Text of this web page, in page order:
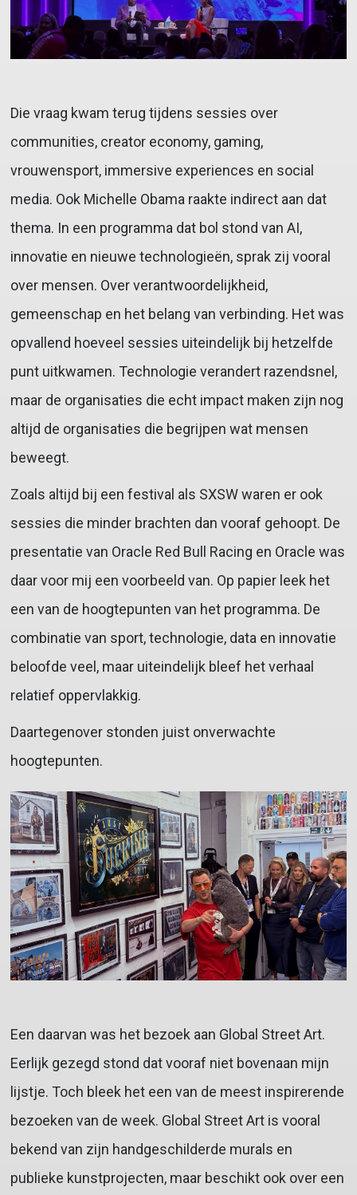
Die vraag kwam terug tijdens sessies over
communities, creator economy, gaming,
vrouwensport, immersive experiences en social
media. Ook Michelle Obama raakte indirect aan dat
thema. In een programma dat bol stond van AI,
innovatie en nieuwe technologieën, sprak zij vooral
over mensen. Over verantwoordelijkheid,
gemeenschap en het belang van verbinding. Het was
opvallend hoeveel sessies uiteindelijk bij hetzelfde
punt uitkwamen. Technologie verandert razendsnel,
maar de organisaties die echt impact maken zijn nog
altijd de organisaties die begrijpen wat mensen
beweegt.
Zoals altijd bij een festival als SXSW waren er ook
sessies die minder brachten dan vooraf gehoopt. De
presentatie van Oracle Red Bull Racing en Oracle was
daar voor mij een voorbeeld van. Op papier leek het
een van de hoogtepunten van het programma. De
combinatie van sport, technologie, data en innovatie
beloofde veel, maar uiteindelijk bleef het verhaal
relatief oppervlakkig.
Daartegenover stonden juist onverwachte
hoogtepunten.
Een daarvan was het bezoek aan Global Street Art.
Eerlijk gezegd stond dat vooraf niet bovenaan mijn
lijstje. Toch bleek het een van de meest inspirerende
bezoeken van de week. Global Street Art is vooral
bekend van zijn handgeschilderde murals en
publieke kunstprojecten, maar beschikt ook over een